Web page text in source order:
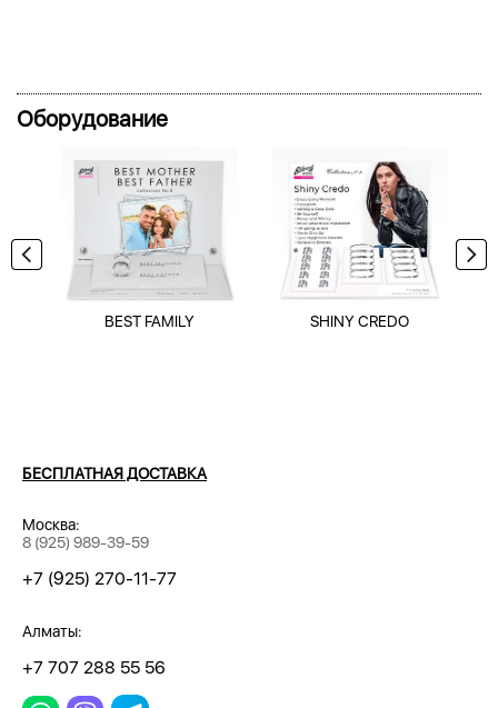
Оборудование
BEST FAMILY SHINY CREDO
БЕСПЛАТНАЯ ДОСТАВКА
Москва:
8 (925) 989-39-59
+7 (925) 270-11-77
Алматы:
+7 707 288 55 56